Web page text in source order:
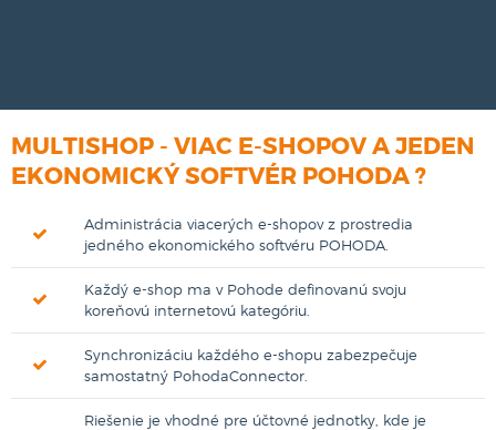
MULTISHOP - VIAC E-SHOPOV A JEDEN
EKONOMICKÝ SOFTVÉR POHODA ?
Administrácia viacerých e-shopov z prostredia
jedného ekonomického softvéru POHODA.
Každý e-shop ma v Pohode definovanú svoju
koreňovú internetovú kategóriu.
Synchronizáciu každého e-shopu zabezpečuje
samostatný PohodaConnector.
Riešenie je vhodné pre účtovné jednotky, kde je